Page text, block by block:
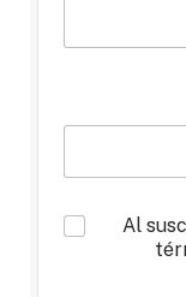
*
Al